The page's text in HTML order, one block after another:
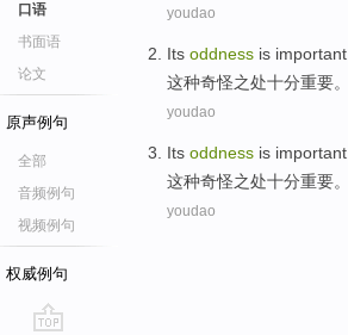
口语
书面语
论文
原声例句
全部
音频例句
视频例句
权威例句
youdao
Its oddness is important
这种奇怪之处十分重要。
youdao
Its oddness is important
这种奇怪之处十分重要。
youdao